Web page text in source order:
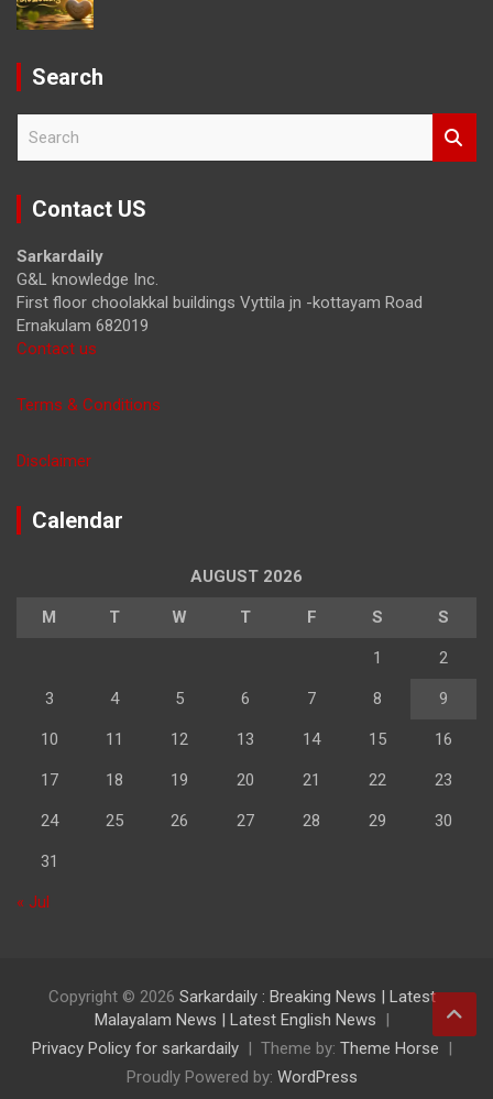
Search
r
Contact US
Sarkardaily
G&L knowledge Inc.
First floor choolakkal buildings Vyttila jn -kottayam Road
Ernakulam 682019
Contact us
Terms & Conditions
Disclaimer
Calendar
AUGUST 2026
M T W T F S S
1 2
3 4 5 6 7 8 9
10 11 12 13 14 15 16
17 18 19 20 21 22 23
24 25 26 27 28 29 30
31
« Jul
Copyright © 2026 Sarkardaily : Breaking News | Latest
Malayalam News | Latest English News
Privacy Policy for sarkardaily
Theme by: Theme Horse
Proudly Powered by: WordPress